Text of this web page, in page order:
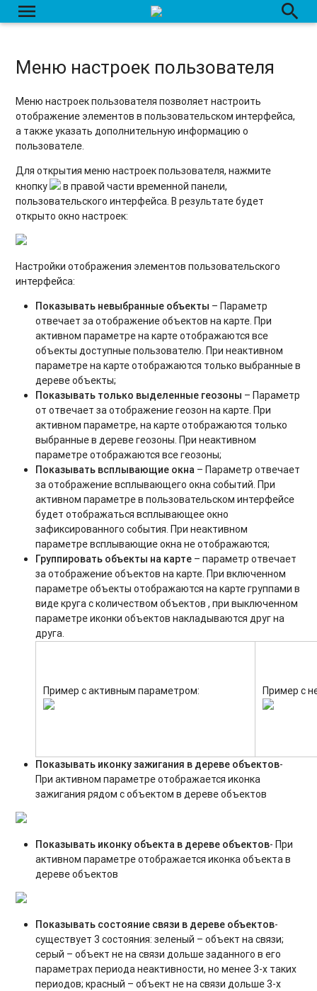
menu search
Меню настроек пользователя
Меню настроек пользователя позволяет настроить
отображение элементов в пользовательском интерфейса,
а также указать дополнительную информацию о
пользователе.
Для открытия меню настроек пользователя, нажмите
кнопку
в правой части временной панели,
пользовательского интерфейса. В результате будет
открыто окно настроек:
Настройки отображения элементов пользовательского
интерфейса:
Показывать невыбранные объекты – Параметр
отвечает за отображение объектов на карте. При
активном параметре на карте отображаются все
объекты доступные пользователю. При неактивном
параметре на карте отображаются только выбранные в
дереве объекты;
Показывать только выделенные геозоны – Параметр
от отвечает за отображение геозон на карте. При
активном параметре, на карте отображаются только
выбранные в дереве геозоны. При неактивном
параметре отображаются все геозоны;
Показывать всплывающие окна – Параметр отвечает
за отображение всплывающего окна событий. При
активном параметре в пользовательском интерфейсе
будет отображаться всплывающее окно
зафиксированного события. При неактивном
параметре всплывающие окна не отображаются;
Группировать объекты на карте – параметр отвечает
за отображение объектов на карте. При включенном
параметре объекты отображаются на карте группами в
виде круга с количеством объектов , при выключенном
параметре иконки объектов накладываются друг на
друга.
Пример с активным параметром: Пример с
Показывать иконку зажигания в дереве объектов-
При активном параметре отображается иконка
зажигания рядом с объектом в дереве объектов
Показывать иконку объекта в дереве объектов- При
активном параметре отображается иконка объекта в
дереве объектов
Показывать состояние связи в дереве объектов-
существует 3 состояния: зеленый – объект на связи;
серый – объект не на связи дольше заданного в его
параметрах периода неактивности, но менее 3-х таких
периодов; красный – объект не на связи дольше 3-х